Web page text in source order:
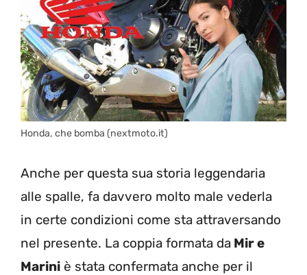
Honda, che bomba (nextmoto.it)
Anche per questa sua storia leggendaria
alle spalle, fa davvero molto male vederla
in certe condizioni come sta attraversando
nel presente. La coppia formata da Mir e
Marini è stata confermata anche per il